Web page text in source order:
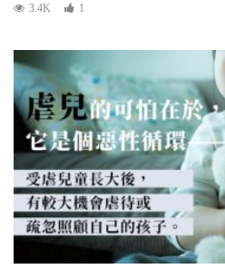
3.4K 1